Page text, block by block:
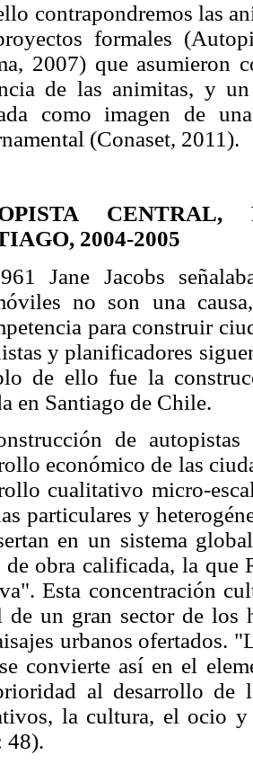
contrapondremos las
formales
2007) que asumieron
de las animitas, y
como imagen de
(Conaset, 2011).
CENTRAL,
2004-2005
Jane Jacobs
no son una
para construir
y planificadores
de ello fue la
en Santiago de Chile.
de autopistas
económico de las
cualitativo micro-
particulares y
en un sistema
de obra calificada, la que
Esta concentración
de un gran sector de los
urbanos ofertados.
convierte así en el
al desarrollo de
la cultura, el ocio
48).